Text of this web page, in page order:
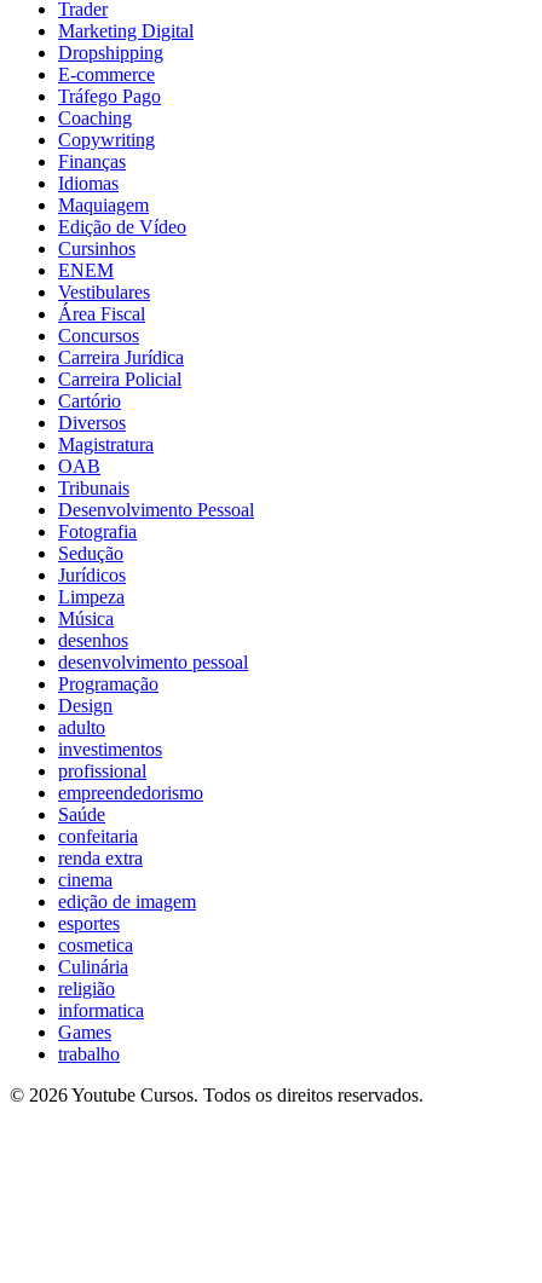
Trader
Marketing Digital
Dropshipping
E-commerce
Tráfego Pago
Coaching
Copywriting
Finanças
Idiomas
Maquiagem
Edição de Vídeo
Cursinhos
ENEM
Vestibulares
Área Fiscal
Concursos
Carreira Jurídica
Carreira Policial
Cartório
Diversos
Magistratura
OAB
Tribunais
Desenvolvimento Pessoal
Fotografia
Sedução
Jurídicos
Limpeza
Música
desenhos
desenvolvimento pessoal
Programação
Design
adulto
investimentos
profissional
empreendedorismo
Saúde
confeitaria
renda extra
cinema
edição de imagem
esportes
cosmetica
Culinária
religião
informatica
Games
trabalho
© 2026 Youtube Cursos. Todos os direitos reservados.